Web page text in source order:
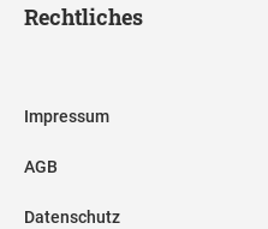
Rechtliches
Impressum
AGB
Datenschutz